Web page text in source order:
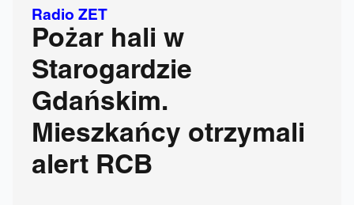
Radio ZET
Pożar hali w
Starogardzie
Gdańskim.
Mieszkańcy otrzymali
alert RCB